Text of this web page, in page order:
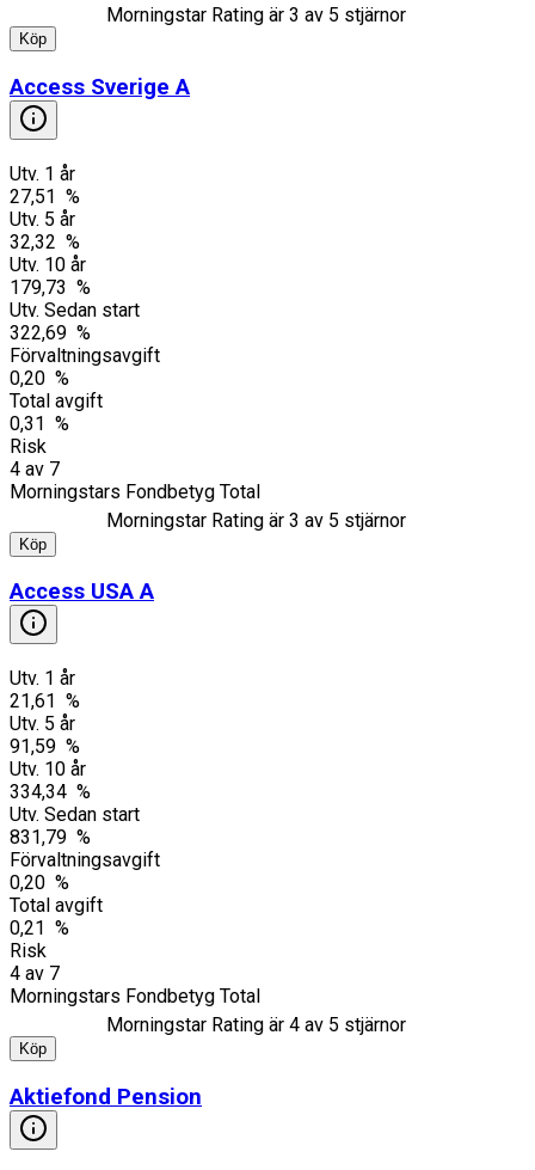
Morningstar Rating är 3 av 5 stjärnor
Köp
Access Sverige A
Utv. 1 år
27,51 %
Utv. 5 år
32,32 %
Utv. 10 år
179,73 %
Utv. Sedan start
322,69 %
Förvaltningsavgift
0,20 %
Total avgift
0,31 %
Risk
4 av 7
Morningstars Fondbetyg Total
Morningstar Rating är 3 av 5 stjärnor
Köp
Access USA A
Utv. 1 år
21,61 %
Utv. 5 år
91,59 %
Utv. 10 år
334,34 %
Utv. Sedan start
831,79 %
Förvaltningsavgift
0,20 %
Total avgift
0,21 %
Risk
4 av 7
Morningstars Fondbetyg Total
Morningstar Rating är 4 av 5 stjärnor
Köp
Aktiefond Pension